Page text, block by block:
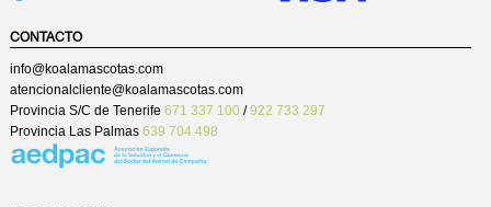
CONTACTO
info@koalamascotas.com
atencionalcliente@koalamascotas.com
Provincia S/C de Tenerife 671 337 100/922 733 297
Provincia Las Palmas 639 704 498